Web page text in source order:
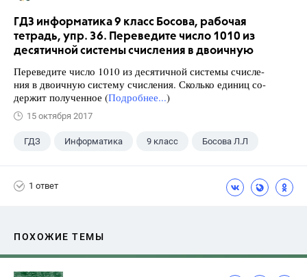
ГДЗ информатика 9 класс Босова, рабочая
тетрадь, упр. 36. Переведите число 1010 из
десятичной системы счисления в двоичную
Переведите число 1010 из десятичной системы счисле-
ния в двоичную систему счисления. Сколько единиц со-
держит полученное (Подробнее...)
15 октября 2017
ГДЗ Информатика 9 класс Босова Л.Л
1 ответ
ПОХОЖИЕ ТЕМЫ